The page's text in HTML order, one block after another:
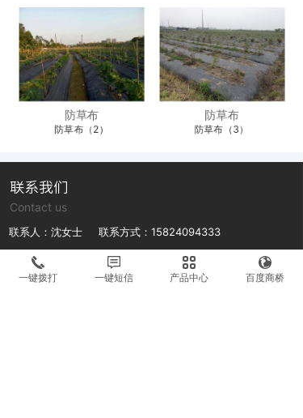
防草布
防草布（2）
防草布
防草布（3）
联系人：沈女士 联系方式：15824094333
联系人：沈先生 联系方式：13018895698
公司地址：浙江省台州市路桥区金清镇霓岙村井头1区33号
联系我们
Contact us
一键拨打 一键短信 产品中心 百度商桥